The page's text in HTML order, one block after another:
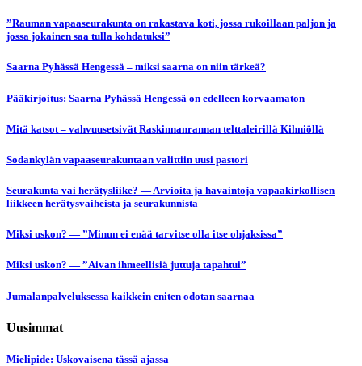
”Rauman vapaaseurakunta on rakastava koti, jossa rukoillaan paljon ja
jossa jokainen saa tulla kohdatuksi”
Saarna Pyhässä Hengessä – miksi saarna on niin tärkeä?
Pääkirjoitus: Saarna Pyhässä Hengessä on edelleen korvaamaton
Mitä katsot – vahvuusetsivät Raskinnanrannan telttaleirillä Kihniöllä
Sodankylän vapaaseurakuntaan valittiin uusi pastori
Seurakunta vai herätysliike? — Arvioita ja havaintoja vapaakirkollisen
liikkeen herätysvaiheista ja seurakunnista
Miksi uskon? — ”Minun ei enää tarvitse olla itse ohjaksissa”
Miksi uskon? — ”Aivan ihmeellisiä juttuja tapahtui”
Jumalanpalveluksessa kaikkein eniten odotan saarnaa
Uusimmat
Mielipide: Uskovaisena tässä ajassa